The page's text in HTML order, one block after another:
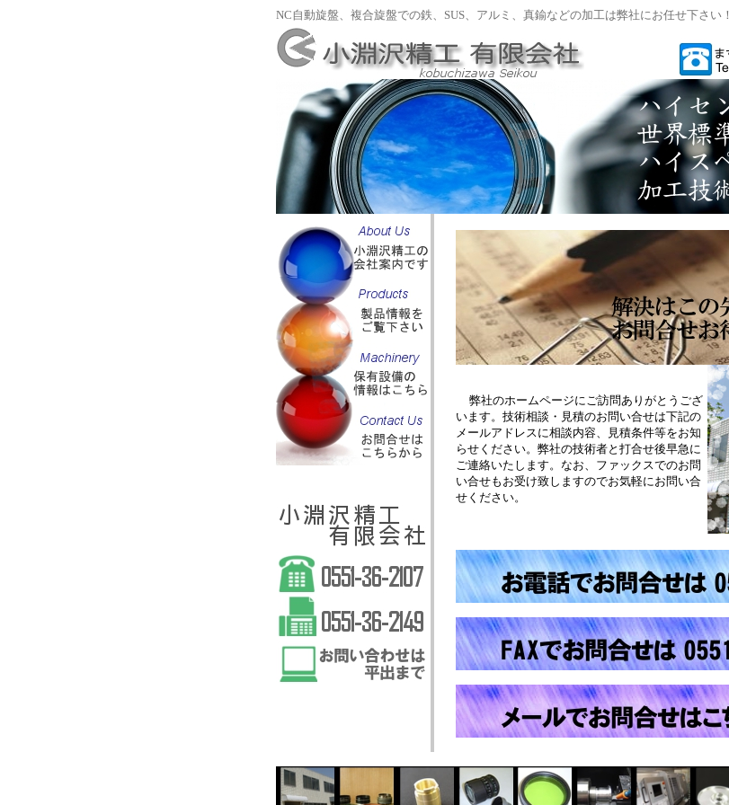
NC自動旋盤、複合旋盤での鉄、SUS、アルミ、真鍮などの加工は弊社にお任せ下さい！
弊社のホームページにご訪問ありがとうござ
います。技術相談・見積のお問い合せは下記の
メールアドレスに相談内容、見積条件等をお知
らせください。弊社の技術者と打合せ後早急に
ご連絡いたします。なお、ファックスでのお問
い合せもお受け致しますのでお気軽にお問い合
せください。